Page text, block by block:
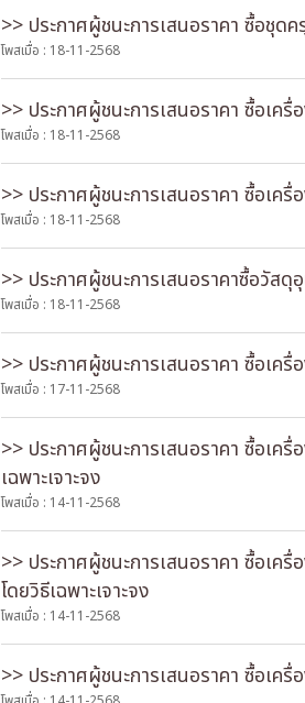
>> ประกาศผู้ชนะการเสนอราคา ซื้อชุด
โพสเมื่อ : 18-11-2568
>> ประกาศผู้ชนะการเสนอราคา ซื้อเค
โพสเมื่อ : 18-11-2568
>> ประกาศผู้ชนะการเสนอราคา ซื้อเครื่
โพสเมื่อ : 18-11-2568
>> ประกาศผู้ชนะการเสนอราคาซื้อวัส
โพสเมื่อ : 18-11-2568
>> ประกาศผู้ชนะการเสนอราคา ซื้อเค
โพสเมื่อ : 17-11-2568
>> ประกาศผู้ชนะการเสนอราคา ซื้อเค
เฉพาะเจาะจง
โพสเมื่อ : 14-11-2568
>> ประกาศผู้ชนะการเสนอราคา ซื้อเค
โดยวิธีเฉพาะเจาะจง
โพสเมื่อ : 14-11-2568
>> ประกาศผู้ชนะการเสนอราคา ซื้อเครื่